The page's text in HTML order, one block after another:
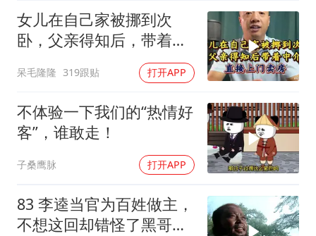
女儿在自己家被挪到次
卧，父亲得知后，带着中
呆毛隆隆 319跟贴 打开APP
不体验一下我们的“热情好
客”，谁敢走！
子桑鹰脉 打开APP
83 李逵当官为百姓做主，
不想这回却错怪了黑哥要